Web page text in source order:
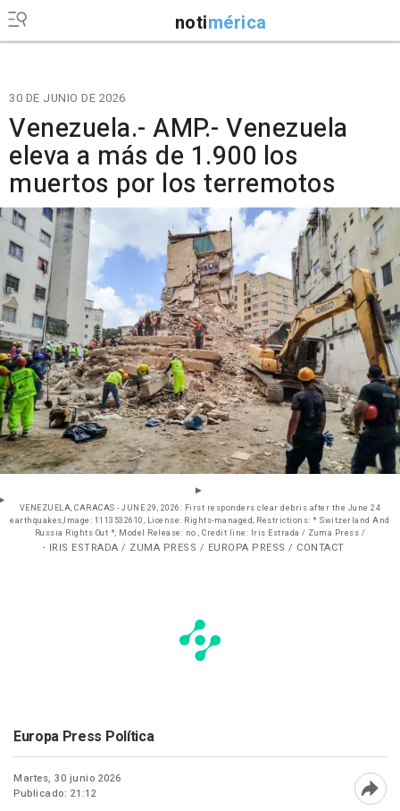
notimérica
30 DE JUNIO DE 2026
Venezuela.- AMP.- Venezuela
eleva a más de 1.900 los
muertos por los terremotos
VENEZUELA, CARACAS - JUNE 29, 2026: First responders clear debris after the June 24
earthquakes,Image: 1113532610, License: Rights-managed, Restrictions: * Switzerland And
Russia Rights Out *, Model Release: no , Credit line: Iris Estrada / Zuma Press /
- IRIS ESTRADA / ZUMA PRESS / EUROPA PRESS / CONTACT
Europa Press Política
Martes, 30 junio 2026
Publicado: 21:12